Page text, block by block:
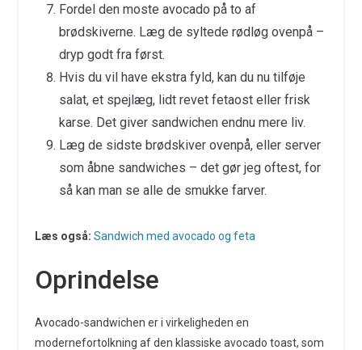
Fordel den moste avocado på to af
brødskiverne. Læg de syltede rødløg ovenpå –
dryp godt fra først.
Hvis du vil have ekstra fyld, kan du nu tilføje
salat, et spejlæg, lidt revet fetaost eller frisk
karse. Det giver sandwichen endnu mere liv.
Læg de sidste brødskiver ovenpå, eller server
som åbne sandwiches – det gør jeg oftest, for
så kan man se alle de smukke farver.
Læs også: Sandwich med avocado og feta
Oprindelse
Avocado-sandwichen er i virkeligheden en
modernefortolkning af den klassiske avocado toast, som